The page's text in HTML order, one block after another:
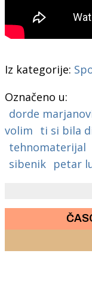
Iz kategorije:
Označeno u:
dorde
volim ti si bila
tehnomaterijal
sibenik petar